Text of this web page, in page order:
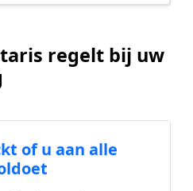
regelt bij uw
of u aan alle